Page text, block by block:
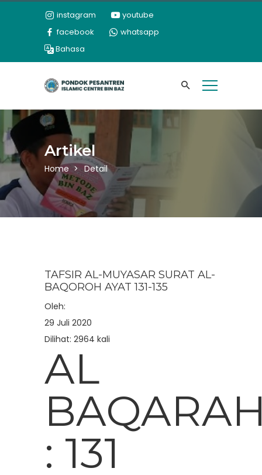
instagram
youtube
facebook
whatsapp
Bahasa
Artikel
Home Detail
TAFSIR AL-MUYASAR SURAT AL-
BAQOROH AYAT 131-135
Oleh:
29 Juli 2020
Dilihat: 2964 kali
AL
: 131